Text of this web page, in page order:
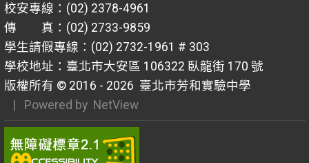
校安專線：(02) 2378-4961
傳 真：(02) 2733-9859
學生請假專線：(02) 2732-1961 # 303
學校地址：臺北市大安區 106322 臥龍街 170 號
版權所有 © 2016 - 2026 臺北市芳和實驗中學
| Powered by NetView